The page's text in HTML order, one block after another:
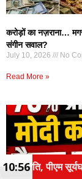
करोड़ों का नज़राना…
संगीन सवाल?
July 10, 2026 No
Read More »
को बड़ी राहत
10:56